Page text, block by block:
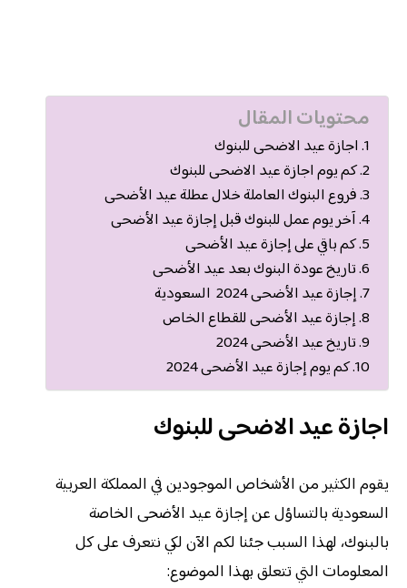
محتويات المقال
اجازة عيد الاضحى للبنوك
كم يوم اجازة عيد الاضحى للبنوك
فروع البنوك العاملة خلال عطلة عيد الأضحى
آخر يوم عمل للبنوك قبل إجازة عيد الأضحى
كم باقي على إجازة عيد الأضحى
تاريخ عودة البنوك بعد عيد الأضحى
إجازة عيد الأضحى 2024 السعودية
إجازة عيد الأضحى للقطاع الخاص
تاريخ عيد الأضحى 2024
كم يوم إجازة عيد الأضحى 2024
اجازة عيد الاضحى للبنوك
يقوم الكثير من الأشخاص الموجودين في المملكة العربية
السعودية بالتساؤل عن إجازة عيد الأضحى الخاصة
بالبنوك، لهذا السبب جئنا لكم الآن لكي نتعرف على كل
المعلومات التي تتعلق بهذا الموضوع: